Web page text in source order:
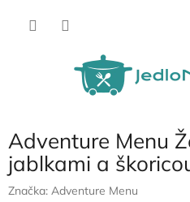
Adventure Menu
jablkami a
Značka: Adventure Menu